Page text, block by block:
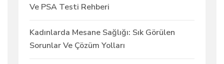
Ve PSA Testi Rehberi
Kadınlarda Mesane Sağlığı: Sık Görülen
Sorunlar Ve Çözüm Yolları